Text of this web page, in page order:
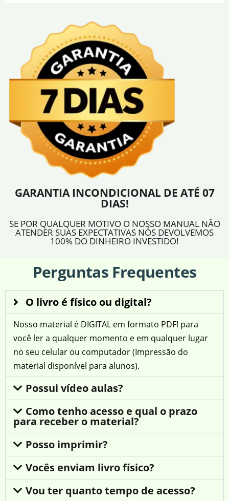
GARANTIA INCONDICIONAL DE ATÉ 07
DIAS!
SE POR QUALQUER MOTIVO O NOSSO MANUAL NÃO
ATENDER SUAS EXPECTATIVAS NÓS DEVOLVEMOS
100% DO DINHEIRO INVESTIDO!
Perguntas Frequentes
O livro é físico ou digital?
Nosso material é DIGITAL em formato PDF! para
você ler a qualquer momento e em qualquer lugar
no seu celular ou computador (Impressão do
material disponível para alunos).
Possui vídeo aulas?
Como tenho acesso e qual o prazo
para receber o material?
Posso imprimir?
Vocês enviam livro físico?
Vou ter quanto tempo de acesso?